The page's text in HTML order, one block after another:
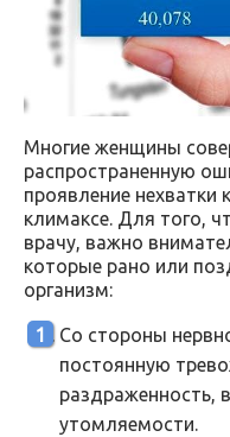
Многие женщины
распространенную
проявление нехватки
климаксе. Для того,
врачу, важно
которые рано или
организм:
Со стороны
постоянную
раздраженность,
утомляемости.